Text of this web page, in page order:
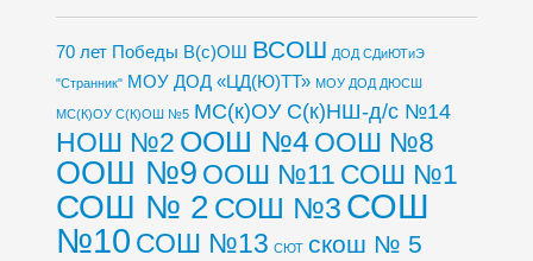
70 лет Победы В(с)ОШ ВСОШ ДОД СДиЮТиЭ
"Странник" МОУ ДОД «ЦД(Ю)ТТ» МОУ ДОД ДЮСШ
МС(К)ОУ С(К)ОШ №5 МС(к)ОУ С(к)НШ-д/с №14
НОШ №2 ООШ №4ООШ №8
ООШ №9 ООШ №11 СОШ №1
СОШ № 2 СОШ №3 СОШ
№10 СОШ №13 СЮТ скош № 5